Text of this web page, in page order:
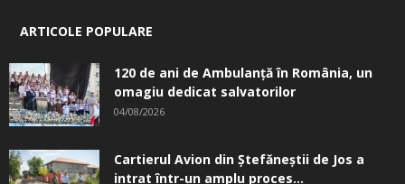
ARTICOLE POPULARE
120 de ani de Ambulanță în România, un
omagiu dedicat salvatorilor
04/08/2026
Cartierul Avion din Ştefăneştii de Jos a
intrat într-un amplu proces...